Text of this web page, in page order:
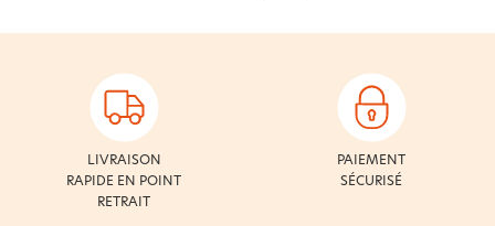
LIVRAISON
RAPIDE EN POINT
RETRAIT
PAIEMENT
SÉCURISÉ